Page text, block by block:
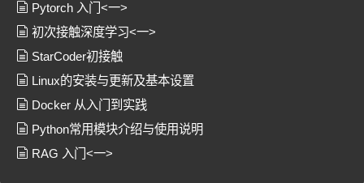
Pytorch 入门<一>
初次接触深度学习<一>
StarCoder初接触
Linux的安装与更新及基本设置
Docker 从入门到实践
Python常用模块介绍与使用说明
RAG 入门<一>